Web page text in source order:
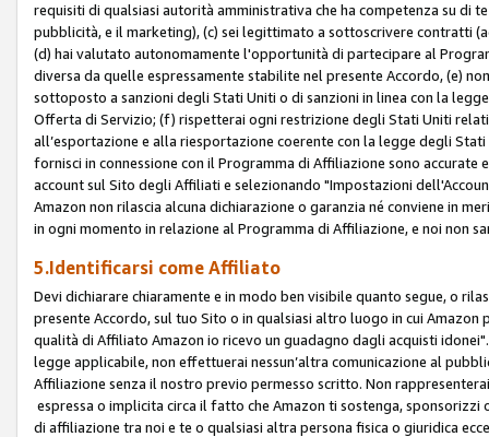
requisiti di qualsiasi autorità amministrativa che ha competenza su di
pubblicità, e il marketing), (c) sei legittimato a sottoscrivere contratti
(d) hai valutato autonomamente l'opportunità di partecipare al
diversa da quelle espressamente stabilite nel presente Accordo, (e)
sottoposto a sanzioni degli Stati Uniti o di sanzioni in linea con la
Offerta di Servizio; (f) rispetterai ogni restrizione degli Stati Uniti
all’esportazione e alla riesportazione coerente con la legge degli
fornisci in connessione con il Programma di Affiliazione sono
account sul Sito degli Affiliati e selezionando "Impostazioni
Amazon non rilascia alcuna dichiarazione o garanzia né conviene in
in ogni momento in relazione al Programma di Affiliazione, e noi non
5.Identificarsi come Affiliato
Devi dichiarare chiaramente e in modo ben visibile quanto segue, o
presente Accordo, sul tuo Sito o in qualsiasi altro luogo in cui
qualità di Affiliato Amazon io ricevo un guadagno dagli acquisti
legge applicabile, non effettuerai nessun’altra comunicazione al
Affiliazione senza il nostro previo permesso scritto. Non
espressa o implicita circa il fatto che Amazon ti sostenga,
di affiliazione tra noi e te o qualsiasi altra persona fisica o giuridica